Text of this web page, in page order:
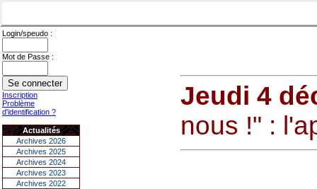
Login/speudo :
Mot de Passe :
Inscription
Problème
d'identification ?
Actualités
Archives 2026
Archives 2025
Archives 2024
Archives 2023
Archives 2022
Jeudi 4
nous !" :